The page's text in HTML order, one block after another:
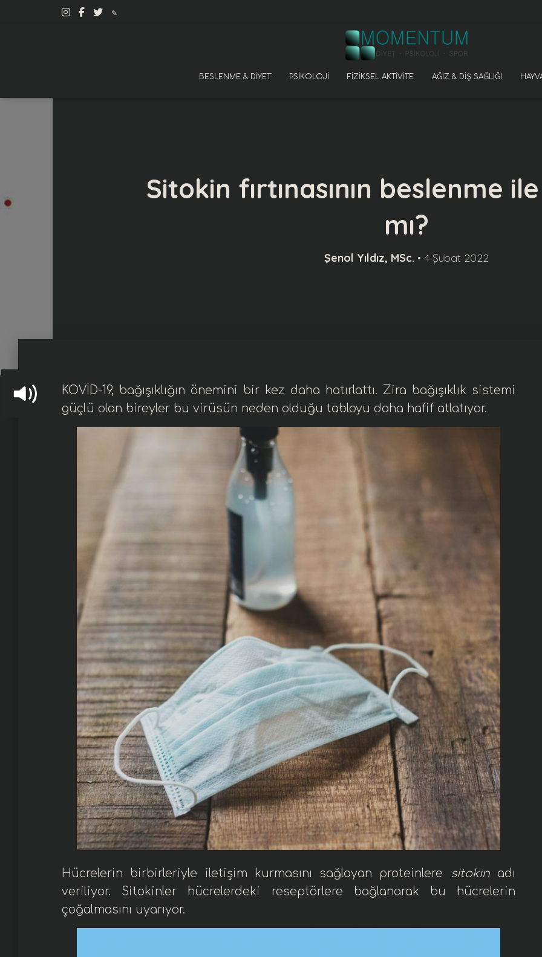
✎
BESLENME & DIYET PSIKOLOJI FIZIKSEL AKTIVITE AĞIZ & DIŞ SAĞLIĞI
Sitokin fırtınasının beslenme
mı?
Şenol Yıldız, MSc. • 4 Şubat 2022
KOVİD-19, bağışıklığın önemini bir kez daha hatırlattı. Zira bağışıklık sistemi
güçlü olan bireyler bu virüsün neden olduğu tabloyu daha hafif atlatıyor.
Hücrelerin birbirleriyle iletişim kurmasını sağlayan proteinlere sitokinadı
veriliyor. Sitokinler hücrelerdeki reseptörlere bağlanarak bu hücrelerin
çoğalmasını uyarıyor.